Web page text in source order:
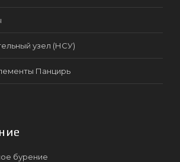
узел (НСУ)
Панцирь
бурение